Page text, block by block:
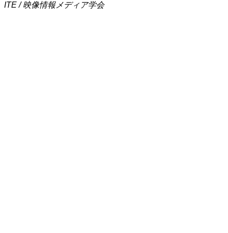
ITE / 映像情報メディア学会